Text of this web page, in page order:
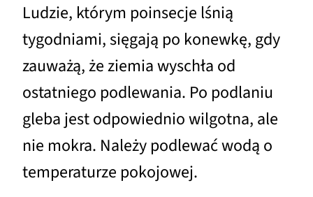
Ludzie, którym poinsecje lśnią
tygodniami, sięgają po konewkę, gdy
zauważą, że ziemia wyschła od
ostatniego podlewania. Po podlaniu
gleba jest odpowiednio wilgotna, ale
nie mokra. Należy podlewać wodą o
temperaturze pokojowej.